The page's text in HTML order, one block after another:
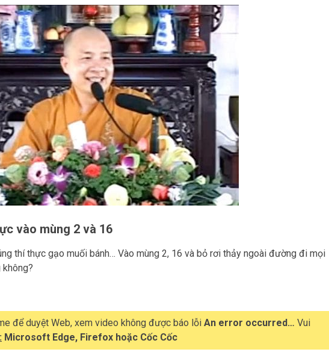
vào mùng 2 và 16
thí thực gạo muối bánh… Vào mùng 2, 16 và bỏ rơi thảy ngoài đường đi mọi
để duyệt Web, xem video không được báo lỗi An error occurred… Vui
Microsoft Edge, Firefox hoặc Cốc Cốc